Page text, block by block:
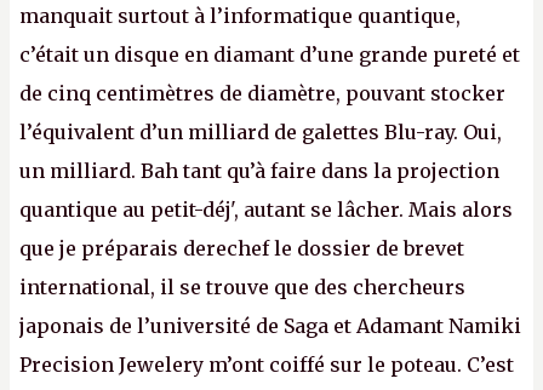
manquait surtout à l’informatique quantique,
c’était un disque en diamant d’une grande pureté et
de cinq centimètres de diamètre, pouvant stocker
l’équivalent d’un milliard de galettes Blu-ray. Oui,
un milliard. Bah tant qu’à faire dans la projection
quantique au petit-déj', autant se lâcher. Mais alors
que je préparais derechef le dossier de brevet
international, il se trouve que des chercheurs
japonais de l’université de Saga et Adamant Namiki
Precision Jewelery m’ont coiffé sur le poteau. C’est